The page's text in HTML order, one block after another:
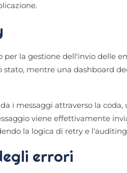
la gestione dell'invio delle
stato, mentre una dashboard
i messaggi attraverso la
viene effettivamente
la logica di retry e
errori